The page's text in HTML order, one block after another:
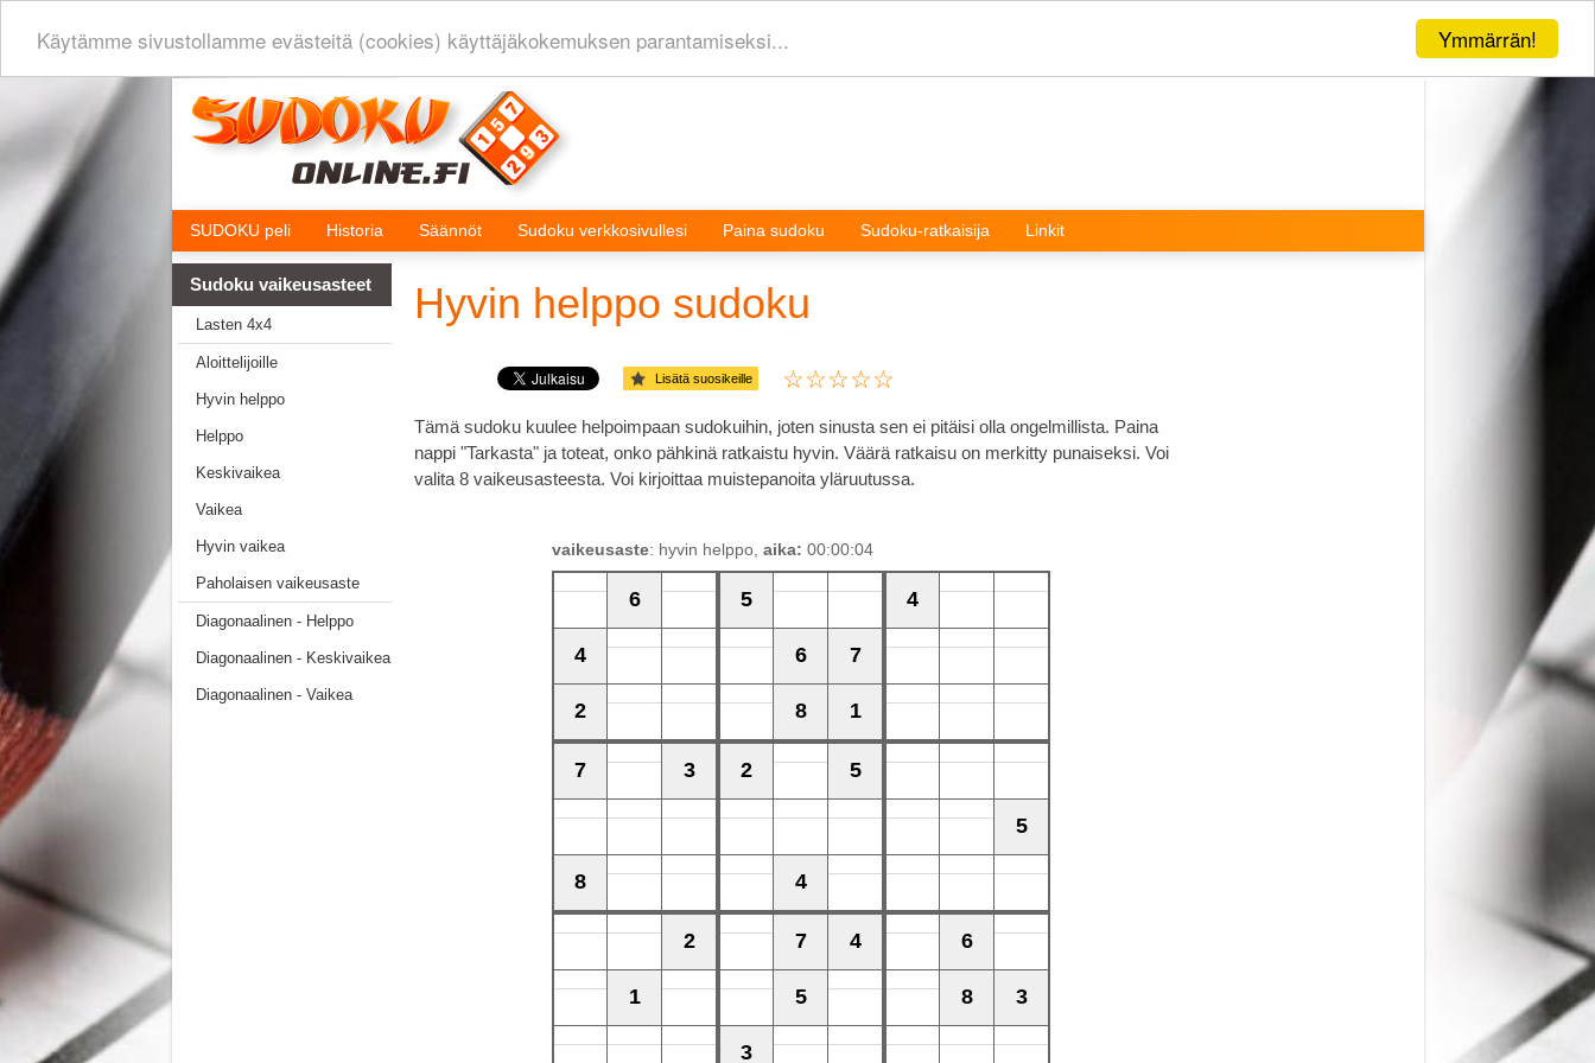
Ymmärrän!
Käytämme sivustollamme evästeitä (cookies) käyttäjäkokemuksen parantamiseksi...
SUDOKU peli Historia Säännöt Sudoku verkkosivullesi Paina sudoku Sudoku-ratkaisija Linkit
Sudoku vaikeusasteet
Lasten 4x4
Aloittelijoille
Hyvin helppo
Helppo
Keskivaikea
Vaikea
Hyvin vaikea
Paholaisen vaikeusaste
Diagonaalinen - Helppo
Diagonaalinen - Keskivaikea
Diagonaalinen - Vaikea
Hyvin helppo sudoku
Lisätä suosikeille
Tämä sudoku kuulee helpoimpaan sudokuihin, joten sinusta sen ei pitäisi olla ongelmillista. Paina
nappi "Tarkasta" ja toteat, onko pähkinä ratkaistu hyvin. Väärä ratkaisu on merkitty punaiseksi. Voi
valita 8 vaikeusasteesta. Voi kirjoittaa muistepanoita yläruutussa.